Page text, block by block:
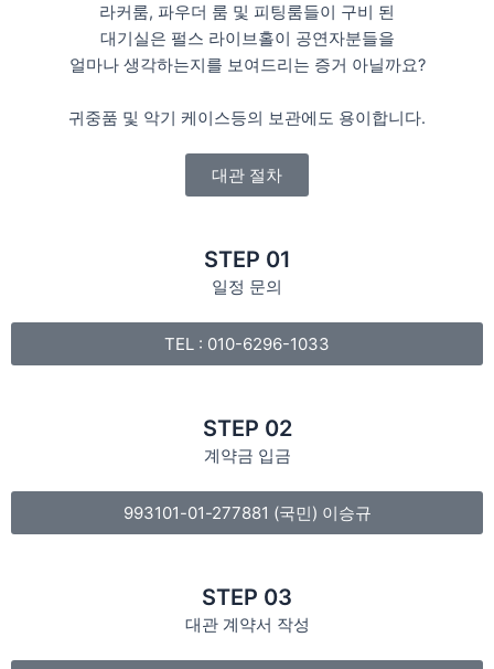
라커룸, 파우더 룸 및 피팅룸들이 구비 된
대기실은 펄스 라이브홀이 공연자분들을
얼마나 생각하는지를 보여드리는 증거 아닐까요?
귀중품 및 악기 케이스등의 보관에도 용이합니다.
대관 절차
STEP 01
일정 문의
TEL : 010-6296-1033
STEP 02
계약금 입금
993101-01-277881 (국민) 이승규
STEP 03
대관 계약서 작성